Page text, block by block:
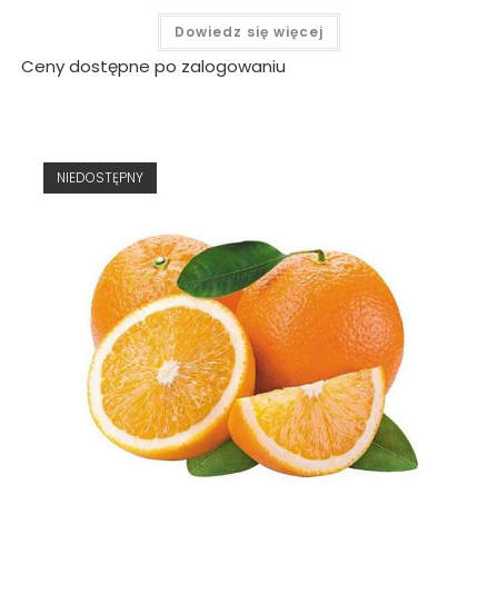
Dowiedz się więcej
Ceny dostępne po zalogowaniu
NIEDOSTĘPNY